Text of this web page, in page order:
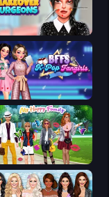
Makeover Surgeons
BFFs K-Pop Fangirls
Superstar Family Dress Up